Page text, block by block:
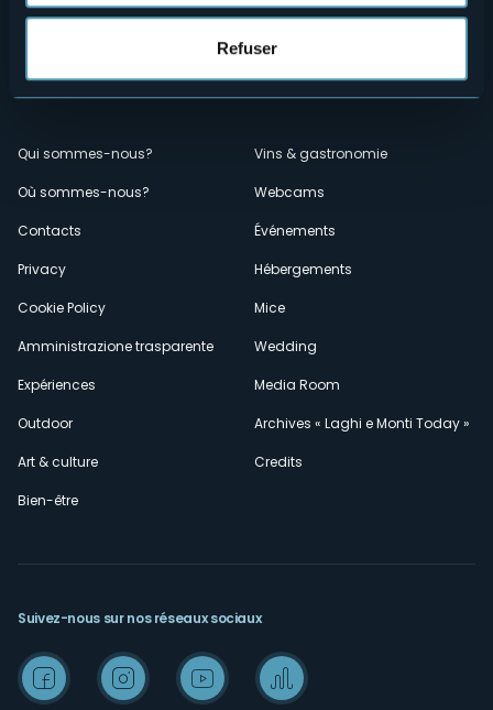
Refuser
Menù
secondario
Qui sommes-nous?
Où sommes-nous?
Contacts
Privacy
Cookie Policy
Amministrazione trasparente
Expériences
Outdoor
Art & culture
Bien-être
Vins & gastronomie
Webcams
Événements
Hébergements
Mice
Wedding
Media Room
Archives « Laghi e Monti Today »
Credits
Suivez-nous sur nos réseaux sociaux